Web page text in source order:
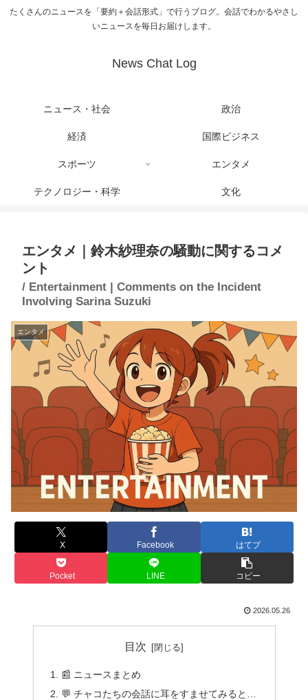
たくさんのニュースを「要約＋会話形式」で行うブログ。会話でわかるやさし
いニュースを毎日お届けします。
News Chat Log
ニュース・社会 政治
経済 国際ビジネス
スポーツ エンタメ
テクノロジー・科学 文化
エンタメ｜鈴木紗理奈の騒動に関するコメ
ント
/ Entertainment | Comments on the Incident
Involving Sarina Suzuki
エンタメ
X Facebook はてブ
Pocket LINE コピー
2026.05.26
目次
📰 ニュースまとめ
💬 チャコたちの会話に耳をすませてみると…